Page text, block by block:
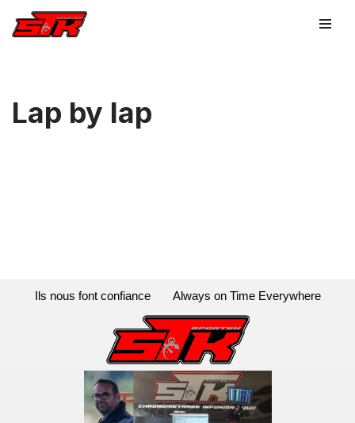
Lap by lap
Ils nous font confiance Always on Time Everywhere